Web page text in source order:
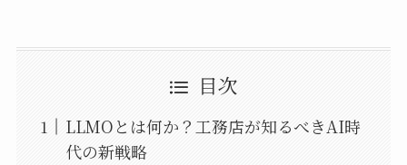
目次
LLMOとは何か？工務店が知るべきAI時
代の新戦略